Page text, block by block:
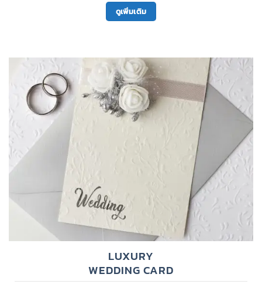
ดูเพิ่มเติม
LUXURY
WEDDING CARD